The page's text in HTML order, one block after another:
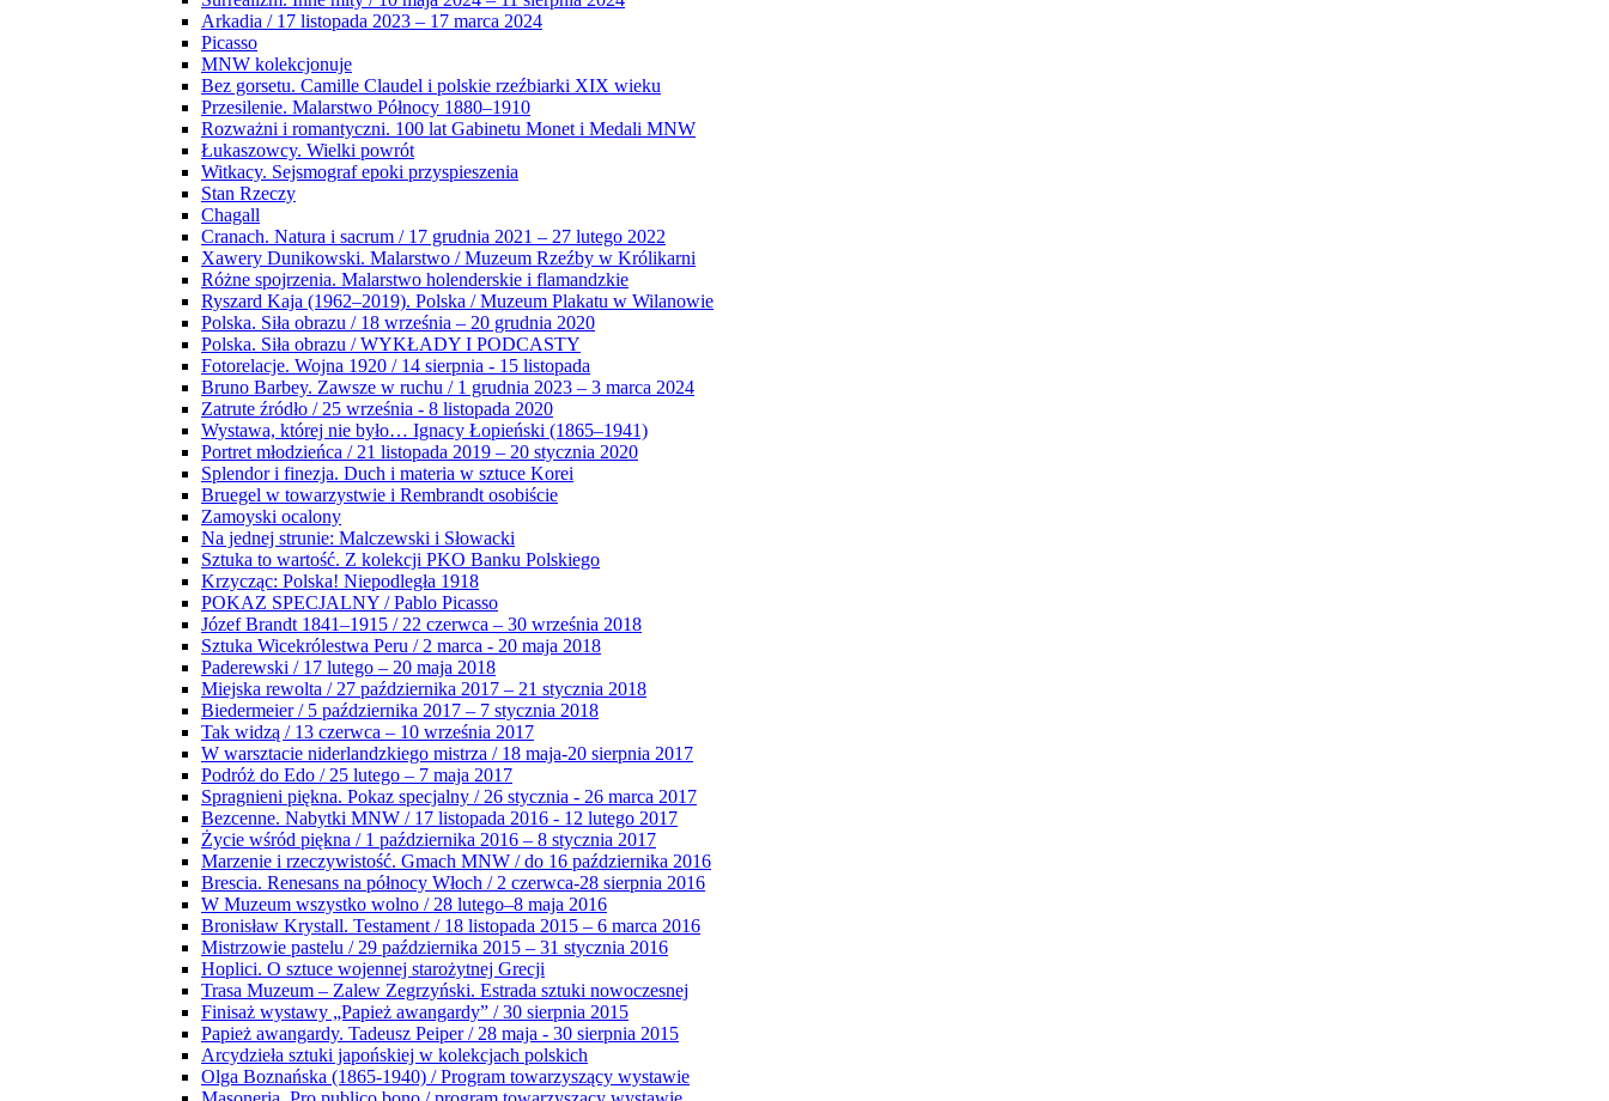
Arkadia / 17 listopada 2023 – 17 marca 2024
Picasso
MNW kolekcjonuje
Bez gorsetu. Camille Claudel i polskie rzeźbiarki XIX wieku
Przesilenie. Malarstwo Północy 1880–1910
Rozważni i romantyczni. 100 lat Gabinetu Monet i Medali MNW
Łukaszowcy. Wielki powrót
Witkacy. Sejsmograf epoki przyspieszenia
Stan Rzeczy
Chagall
Cranach. Natura i sacrum / 17 grudnia 2021 – 27 lutego 2022
Xawery Dunikowski. Malarstwo / Muzeum Rzeźby w Królikarni
Różne spojrzenia. Malarstwo holenderskie i flamandzkie
Ryszard Kaja (1962–2019). Polska / Muzeum Plakatu w Wilanowie
Polska. Siła obrazu / 18 września – 20 grudnia 2020
Polska. Siła obrazu / WYKŁADY I PODCASTY
Fotorelacje. Wojna 1920 / 14 sierpnia - 15 listopada
Bruno Barbey. Zawsze w ruchu / 1 grudnia 2023 – 3 marca 2024
Zatrute źródło / 25 września - 8 listopada 2020
Wystawa, której nie było… Ignacy Łopieński (1865–1941)
Portret młodzieńca / 21 listopada 2019 – 20 stycznia 2020
Splendor i finezja. Duch i materia w sztuce Korei
Bruegel w towarzystwie i Rembrandt osobiście
Zamoyski ocalony
Na jednej strunie: Malczewski i Słowacki
Sztuka to wartość. Z kolekcji PKO Banku Polskiego
Krzycząc: Polska! Niepodległa 1918
POKAZ SPECJALNY / Pablo Picasso
Józef Brandt 1841–1915 / 22 czerwca – 30 września 2018
Sztuka Wicekrólestwa Peru / 2 marca - 20 maja 2018
Paderewski / 17 lutego – 20 maja 2018
Miejska rewolta / 27 października 2017 – 21 stycznia 2018
Biedermeier / 5 października 2017 – 7 stycznia 2018
Tak widzą / 13 czerwca – 10 września 2017
W warsztacie niderlandzkiego mistrza / 18 maja-20 sierpnia 2017
Podróż do Edo / 25 lutego – 7 maja 2017
Spragnieni piękna. Pokaz specjalny / 26 stycznia - 26 marca 2017
Bezcenne. Nabytki MNW / 17 listopada 2016 - 12 lutego 2017
Życie wśród piękna / 1 października 2016 – 8 stycznia 2017
Marzenie i rzeczywistość. Gmach MNW / do 16 października 2016
Brescia. Renesans na północy Włoch / 2 czerwca-28 sierpnia 2016
W Muzeum wszystko wolno / 28 lutego–8 maja 2016
Bronisław Krystall. Testament / 18 listopada 2015 – 6 marca 2016
Mistrzowie pastelu / 29 października 2015 – 31 stycznia 2016
Hoplici. O sztuce wojennej starożytnej Grecji
Trasa Muzeum – Zalew Zegrzyński. Estrada sztuki nowoczesnej
Finisaż wystawy „Papież awangardy” / 30 sierpnia 2015
Papież awangardy. Tadeusz Peiper / 28 maja - 30 sierpnia 2015
Arcydzieła sztuki japońskiej w kolekcjach polskich
Olga Boznańska (1865-1940) / Program towarzyszący wystawie